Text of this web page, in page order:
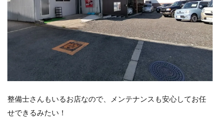
整備士さんもいるお店なので、メンテナンスも安心してお任
せできるみたい！